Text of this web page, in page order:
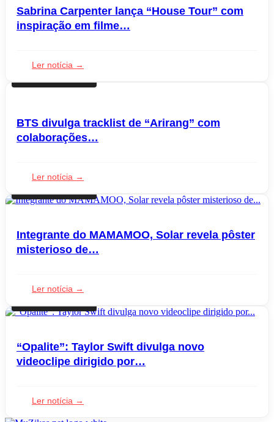
Sabrina Carpenter lança “House Tour” com
inspiração em filme…
Ler notícia →
BTS divulga tracklist de “Arirang” com
colaborações…
Ler notícia →
Integrante do MAMAMOO, Solar revela pôster
misterioso de…
Ler notícia →
“Opalite”: Taylor Swift divulga novo
videoclipe dirigido por…
Ler notícia →